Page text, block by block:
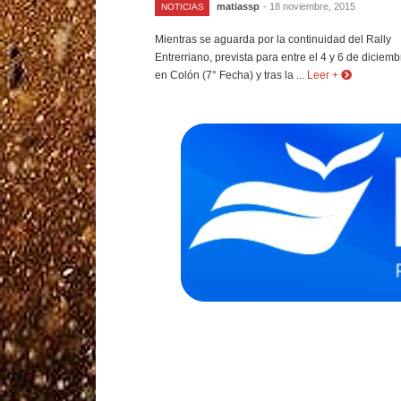
NOTICIAS matiassp - 18 noviembre, 2015
Mientras se aguarda por la continuidad del Rally
Entrerriano, prevista para entre el 4 y 6 de
en Colón (7° Fecha) y tras la ...
Leer +